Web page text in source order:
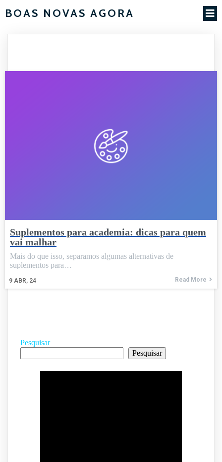
BOAS NOVAS AGORA
Suplementos para academia: dicas para quem
vai malhar
9 ABR, 24
Mais do que isso, separamos algumas alternativas de
suplementos para…
Read More
Pesquisar
Pesquisar